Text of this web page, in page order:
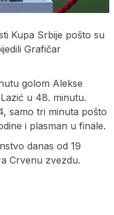
Kupa Srbije pošto su
Grafičar
golom Alekse
u 48. minutu.
samo tri minuta pošto
i plasman u finale.
danas od 19
Crvenu zvezdu.